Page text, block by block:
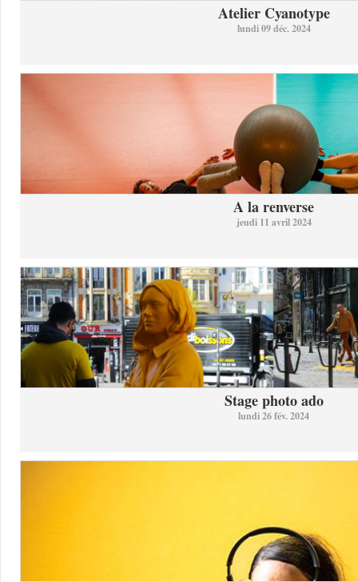
Atelier Cyanotype
lundi 09 déc. 2024
A la renverse
jeudi 11 avril 2024
Stage photo ado
lundi 26 fév. 2024